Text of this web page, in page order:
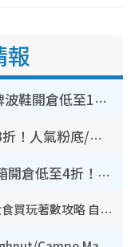
報
開倉優惠 | 尖沙咀海港城名牌波鞋開倉低至1折！On鞋$899起／Joy&Peace鞋履$98起
CHANEL美妝限時減價低至3折！人氣粉底/唇膏/精華液低至$275！COCO香水都有平
開倉優惠｜尖沙咀名牌行李箱開倉低至4折！一連5日 American Tourister/ace./Hallmark $200起！
【8月生日優惠2026】全港85大食買玩著數攻略 自助餐/火鍋放題同行免費＋誠品/DONKI送現金券